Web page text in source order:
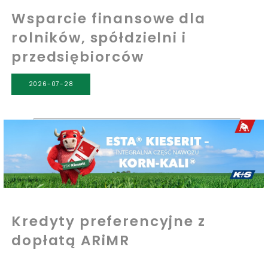
Wsparcie finansowe dla
rolników, spółdzielni i
przedsiębiorców
2026-07-28
Kredyty preferencyjne z
dopłatą ARiMR